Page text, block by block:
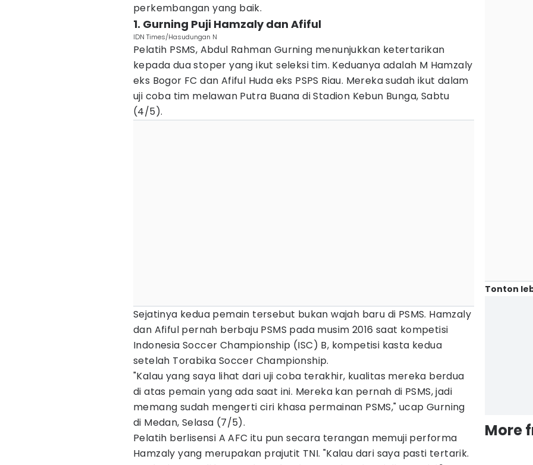
perkembangan yang baik.
1. Gurning Puji Hamzaly dan Afiful
IDN Times/Hasudungan N
Pelatih PSMS, Abdul Rahman Gurning menunjukkan ketertarikan
kepada dua stoper yang ikut seleksi tim. Keduanya adalah M Hamzaly
eks Bogor FC dan Afiful Huda eks PSPS Riau. Mereka sudah ikut dalam
uji coba tim melawan Putra Buana di Stadion Kebun Bunga, Sabtu
(4/5).
Sejatinya kedua pemain tersebut bukan wajah baru di PSMS. Hamzaly
dan Afiful pernah berbaju PSMS pada musim 2016 saat kompetisi
Indonesia Soccer Championship (ISC) B, kompetisi kasta kedua
setelah Torabika Soccer Championship.
"Kalau yang saya lihat dari uji coba terakhir, kualitas mereka berdua
di atas pemain yang ada saat ini. Mereka kan pernah di PSMS, jadi
memang sudah mengerti ciri khasa permainan PSMS," ucap Gurning
di Medan, Selasa (7/5).
Pelatih berlisensi A AFC itu pun secara terangan memuji performa
Hamzaly yang merupakan prajutit TNI. "Kalau dari saya pasti tertarik.
Tonton
More